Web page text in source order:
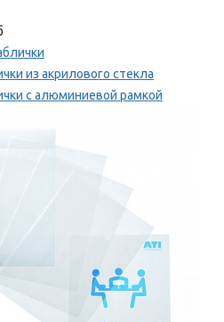
из акрилового стекла
с алюминиевой рамкой